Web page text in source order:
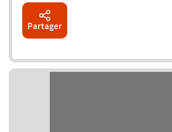
Partager